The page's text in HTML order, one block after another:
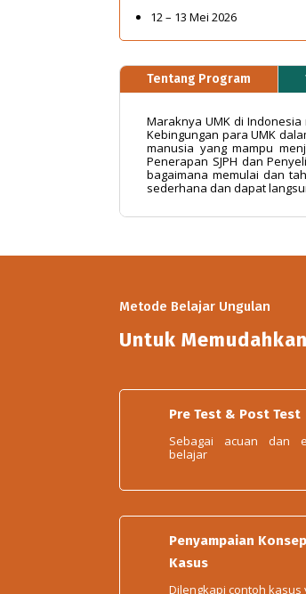
12 – 13 Mei 2026
Tentang Program
Maraknya UMK di
Kebingungan para UMK
manusia yang mampu
Penerapan SJPH dan
bagaimana memulai dan
sederhana dan dapat
Metode Belajar Ungulan
Untuk Memudahkan
Pre Test & Post Test
Sebagai acuan dan
belajar
Penyampaian
Kasus
Dilengkapi contoh kasus